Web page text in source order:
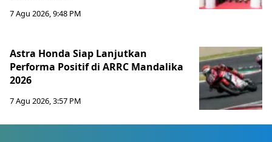
7 Agu 2026, 9:48 PM
Astra Honda Siap Lanjutkan
Performa Positif di ARRC Mandalika
2026
7 Agu 2026, 3:57 PM